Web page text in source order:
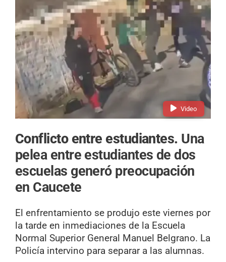
Video
Conflicto entre estudiantes. Una
pelea entre estudiantes de dos
escuelas generó preocupación
en Caucete
El enfrentamiento se produjo este viernes por
la tarde en inmediaciones de la Escuela
Normal Superior General Manuel Belgrano. La
Policía intervino para separar a las alumnas.